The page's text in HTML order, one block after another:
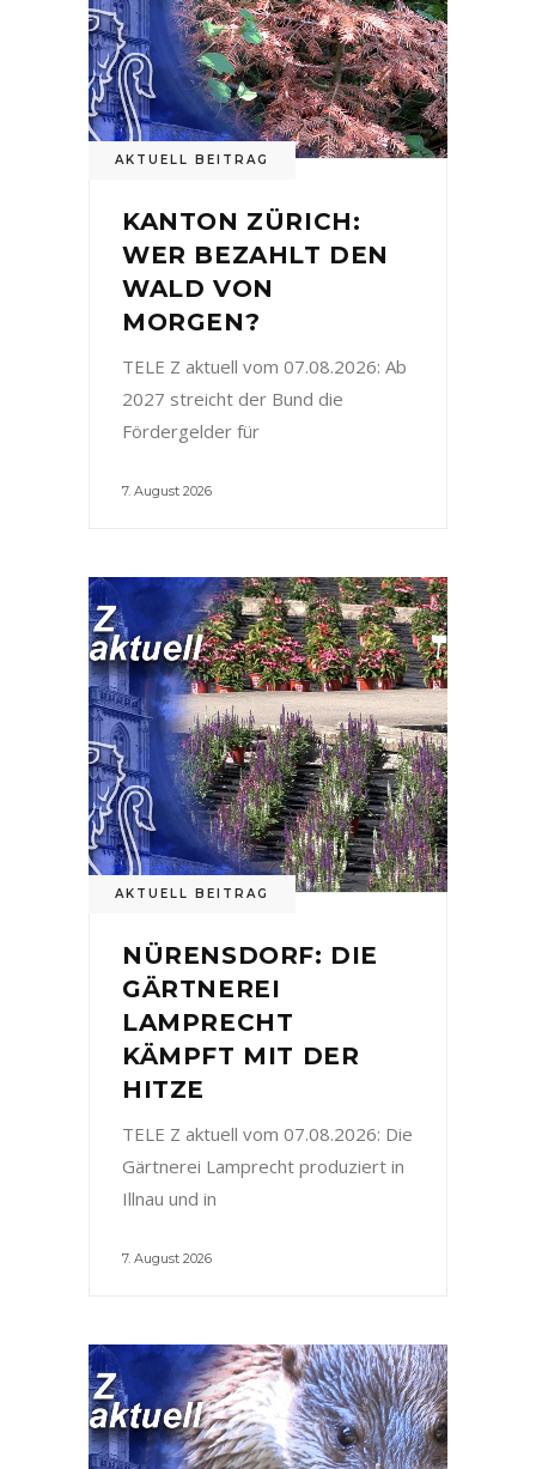
AKTUELL BEITRAG
KANTON ZÜRICH:
WER BEZAHLT DEN
WALD VON
MORGEN?
TELE Z aktuell vom 07.08.2026: Ab
2027 streicht der Bund die
Fördergelder für
7. August 2026
AKTUELL BEITRAG
NÜRENSDORF: DIE
GÄRTNEREI
LAMPRECHT
KÄMPFT MIT DER
HITZE
TELE Z aktuell vom 07.08.2026: Die
Gärtnerei Lamprecht produziert in
Illnau und in
7. August 2026